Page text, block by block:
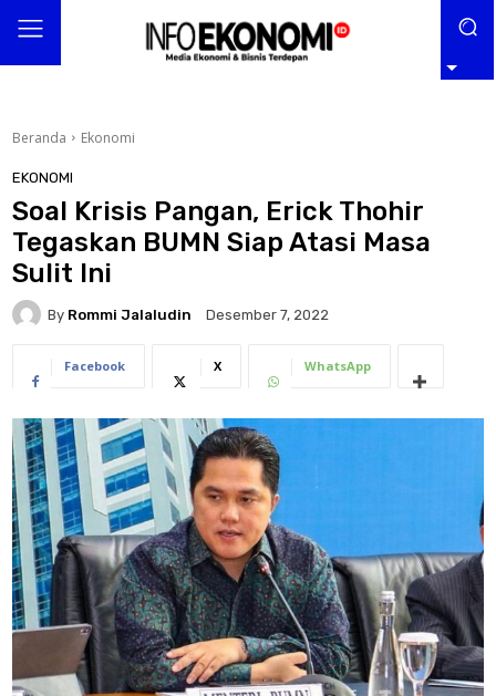
Beranda Ekonomi
EKONOMI
Soal Krisis Pangan, Erick Thohir
Tegaskan BUMN Siap Atasi Masa
Sulit Ini
By Rommi Jalaludin Desember 7, 2022
Facebook X WhatsApp